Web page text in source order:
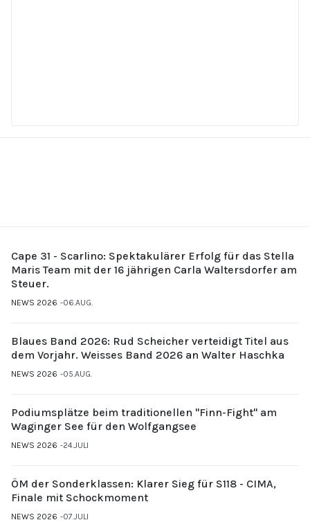
Cape 31 - Scarlino: Spektakulärer Erfolg für das Stella
Maris Team mit der 16 jährigen Carla Waltersdorfer am
Steuer.
NEWS 2026 06.AUG.
Blaues Band 2026: Rud Scheicher verteidigt Titel aus
dem Vorjahr. Weisses Band 2026 an Walter Haschka
NEWS 2026 05.AUG.
Podiumsplätze beim traditionellen "Finn-Fight" am
Waginger See für den Wolfgangsee
NEWS 2026 24.JULI
ÖM der Sonderklassen: Klarer Sieg für S118 - CIMA,
Finale mit Schockmoment
NEWS 2026 07.JULI